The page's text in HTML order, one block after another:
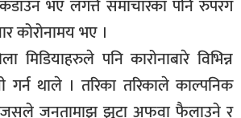
भए लगत्तै समाचारका पनि रुपरंग
कोरोनामय भए ।
पनि कारोनाबारे विभिन्न
थाले । तरिका तरिकाले काल्पनिक
जनतामाझ झुटा अफवा फैलाउने र